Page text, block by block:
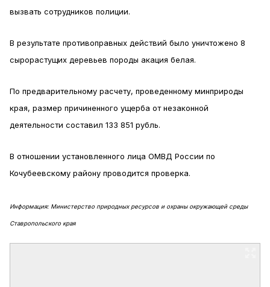
вызвать сотрудников полиции.
В результате противоправных действий было уничтожено 8
сырорастущих деревьев породы акация белая.
По предварительному расчету, проведенному минприроды
края, размер причиненного ущерба от незаконной
деятельности составил 133 851 рубль.
В отношении установленного лица ОМВД России по
Кочубеевскому району проводится проверка.
Информация: Министерство природных ресурсов и охраны окружающей среды
Ставропольского края